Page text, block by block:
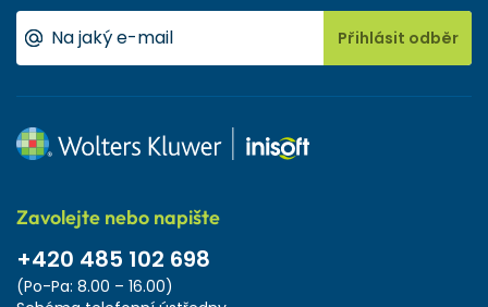
Přihlásit odběr
Zavolejte nebo napište
+420 485 102 698
(Po-Pa: 8.00 – 16.00)